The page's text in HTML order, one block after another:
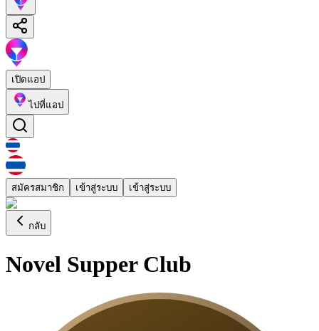
เปิดแอป
ไปที่แอป
สมัครสมาชิก เข้าสู่ระบบ เข้าสู่ระบบ
กลับ
Novel Supper Club